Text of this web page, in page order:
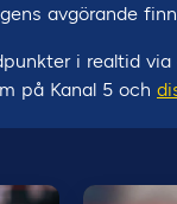
avgörande
i realtid via
på Kanal 5 och